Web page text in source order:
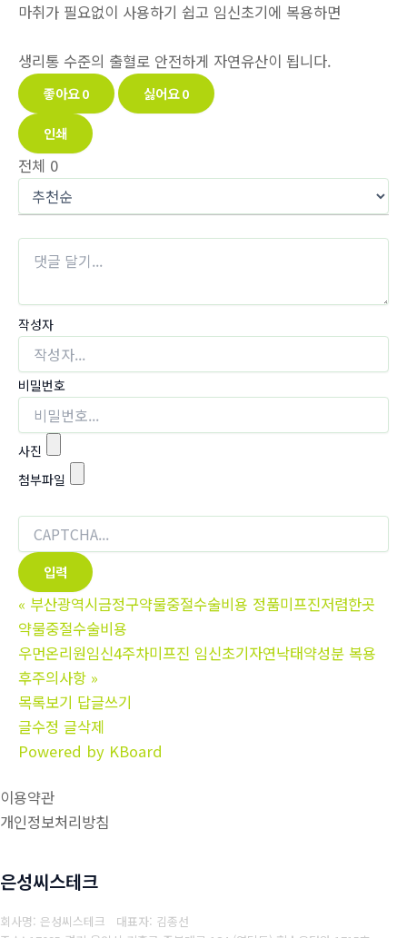
마취가 필요없이 사용하기 쉽고 임신초기에 복용하면
생리통 수준의 출혈로 안전하게 자연유산이 됩니다.
좋아요0 싫어요0
인쇄
전체 0
작성자
비밀번호
사진
첨부파일
« 부산광역시금정구약물중절수술비용 정품미프진저렴한곳
약물중절수술비용
우먼온리원임신4주차미프진 임신초기자연낙태약성분 복용
후주의사항 »
목록보기 답글쓰기
글수정 글삭제
Powered by KBoard
이용약관
개인정보처리방침
은성씨스테크
회사명: 은성씨스테크 대표자: 김종선